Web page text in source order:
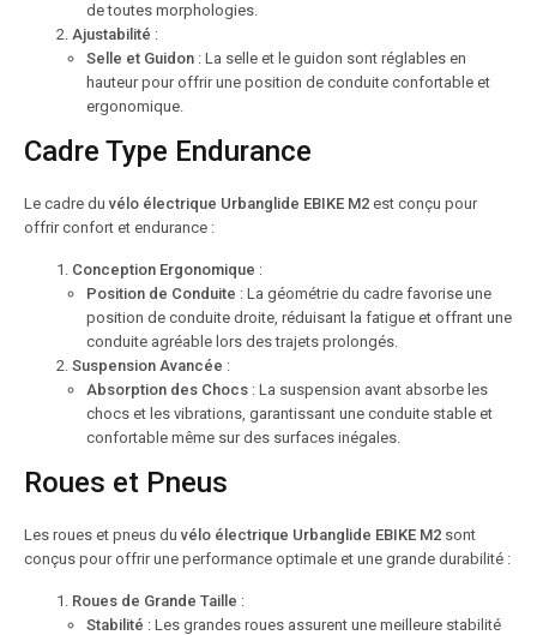
de toutes morphologies.
Ajustabilité :
Selle et Guidon : La selle et le guidon sont réglables en
hauteur pour offrir une position de conduite confortable et
ergonomique.
Cadre Type Endurance
Le cadre duvélo électrique Urbanglide EBIKE M2 est conçu pour
offrir confort et endurance :
Conception Ergonomique :
Position de Conduite : La géométrie du cadre favorise une
position de conduite droite, réduisant la fatigue et offrant une
conduite agréable lors des trajets prolongés.
Suspension Avancée :
Absorption des Chocs : La suspension avant absorbe les
chocs et les vibrations, garantissant une conduite stable et
confortable même sur des surfaces inégales.
Roues et Pneus
Les roues et pneus duvélo électrique Urbanglide EBIKE M2 sont
conçus pour offrir une performance optimale et une grande durabilité :
Roues de Grande Taille :
Stabilité : Les grandes roues assurent une meilleure stabilité